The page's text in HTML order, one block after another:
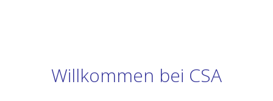
Willkommen bei CSA